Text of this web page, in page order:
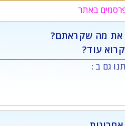
באתר
מה שקראתם?
עוד?
גם ב :